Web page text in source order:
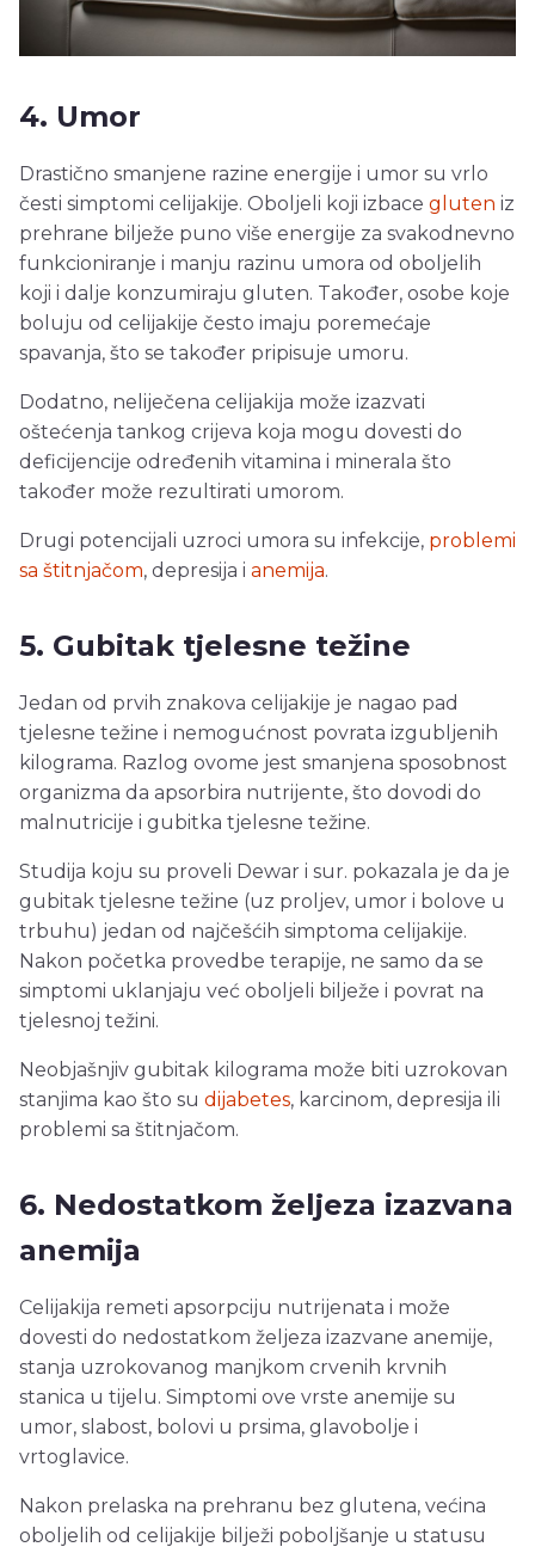
4. Umor
Drastično smanjene razine energije i umor su vrlo
česti simptomi celijakije. Oboljeli koji izbace gluten iz
prehrane bilježe puno više energije za svakodnevno
funkcioniranje i manju razinu umora od oboljelih
koji i dalje konzumiraju gluten. Također, osobe koje
boluju od celijakije često imaju poremećaje
spavanja, što se također pripisuje umoru.
Dodatno, neliječena celijakija može izazvati
oštećenja tankog crijeva koja mogu dovesti do
deficijencije određenih vitamina i minerala što
također može rezultirati umorom.
Drugi potencijali uzroci umora su infekcije, problemi
sa štitnjačom, depresija i anemija.
5. Gubitak tjelesne težine
Jedan od prvih znakova celijakije je nagao pad
tjelesne težine i nemogućnost povrata izgubljenih
kilograma. Razlog ovome jest smanjena sposobnost
organizma da apsorbira nutrijente, što dovodi do
malnutricije i gubitka tjelesne težine.
Studija koju su proveli Dewar i sur. pokazala je da je
gubitak tjelesne težine (uz proljev, umor i bolove u
trbuhu) jedan od najčešćih simptoma celijakije.
Nakon početka provedbe terapije, ne samo da se
simptomi uklanjaju već oboljeli bilježe i povrat na
tjelesnoj težini.
Neobjašnjiv gubitak kilograma može biti uzrokovan
stanjima kao što su dijabetes, karcinom, depresija ili
problemi sa štitnjačom.
6. Nedostatkom željeza izazvana
anemija
Celijakija remeti apsorpciju nutrijenata i može
dovesti do nedostatkom željeza izazvane anemije,
stanja uzrokovanog manjkom crvenih krvnih
stanica u tijelu. Simptomi ove vrste anemije su
umor, slabost, bolovi u prsima, glavobolje i
vrtoglavice.
Nakon prelaska na prehranu bez glutena, većina
oboljelih od celijakije bilježi poboljšanje u statusu